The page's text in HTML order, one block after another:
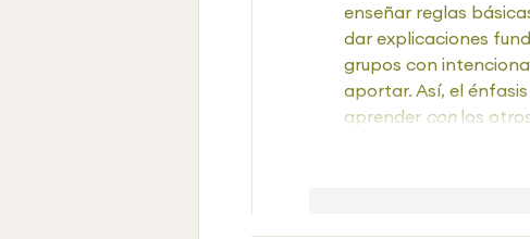
enseñar reglas
dar explicaciones
grupos con
aportar. Así, el
aprender con los